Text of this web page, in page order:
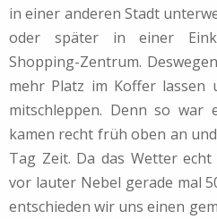
in einer anderen Stadt
oder später in einer
Shopping-Zentrum.
mehr Platz im Koffer
mitschleppen. Denn so war
kamen recht früh oben an
Tag Zeit. Da das Wetter
vor lauter Nebel gerade mal
entschieden wir uns einen